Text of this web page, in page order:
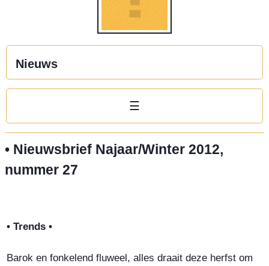
Nieuws
☰
• Nieuwsbrief Najaar/Winter 2012,
nummer 27
• Trends •
Barok en fonkelend fluweel, alles draait deze herfst om